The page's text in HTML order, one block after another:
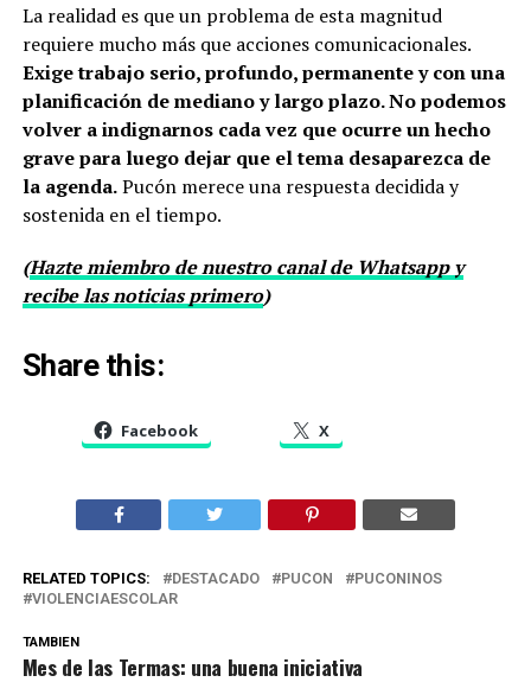
La realidad es que un problema de esta magnitud
requiere mucho más que acciones comunicacionales.
Exige trabajo serio, profundo, permanente y con una
planificación de mediano y largo plazo. No podemos
volver a indignarnos cada vez que ocurre un hecho
grave para luego dejar que el tema desaparezca de
la agenda.Pucón merece una respuesta decidida y
sostenida en el tiempo.
(Hazte miembro de nuestro canal de Whatsapp y
recibe las noticias primero)
Share this:
Facebook X
RELATED TOPICS: DESTACADO PUCON
PUCONINOS
VIOLENCIAESCOLAR
TAMBIEN
Mes de las Termas: una buena iniciativa